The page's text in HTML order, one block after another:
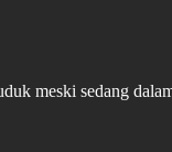
meski sedang